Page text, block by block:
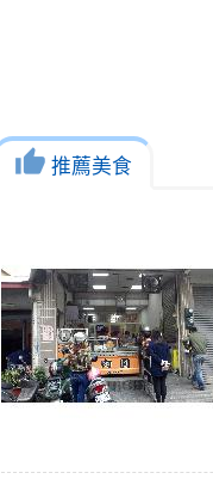
《玩客瘋高雄MAMMAMIA》
2026屏東黑鮪魚文化觀光季
thumb_up 推薦美食